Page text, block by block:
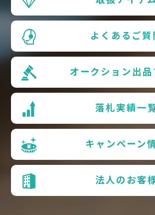
よくあるご質
オークション出品
落札実績一
キャンペーン
法人のお客